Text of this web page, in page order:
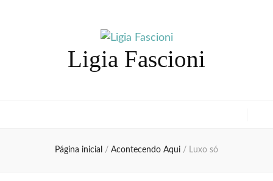
Ligia Fascioni
Página inicial / Acontecendo Aqui / Luxo só